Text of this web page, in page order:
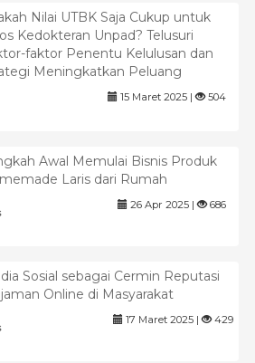
Nilai UTBK Saja Cukup untuk
Kedokteran Unpad? Telusuri
faktor Penentu Kelulusan dan
Meningkatkan Peluang
15 Maret 2025 | 504
Awal Memulai Bisnis Produk
Laris dari Rumah
26 Apr 2025 | 686
Sosial sebagai Cermin Reputasi
Online di Masyarakat
17 Maret 2025 | 429